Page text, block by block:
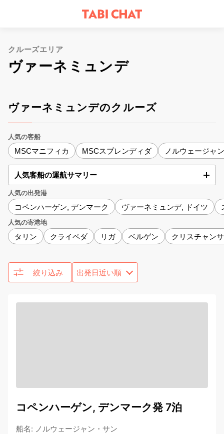
クルーズエリア
ヴァーネミュンデ
ヴァーネミュンデのクルーズ
人気の客船
MSCマニフィカ MSCスプレンディダ ノルウェージャ
人気客船の運航サマリー
人気の出発港
コペンハーゲン, デンマーク ヴァーネミュンデ, ドイツ
人気の寄港地
タリン クライペダ リガ ベルゲン クリスチャン
絞り込み
コペンハーゲン, デンマーク発 7泊
船名: ノルウェージャン・サン